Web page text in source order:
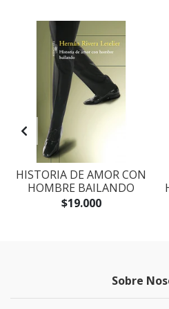
HISTORIA DE AMOR CON
HOMBRE BAILANDO
$19.000
Sobre